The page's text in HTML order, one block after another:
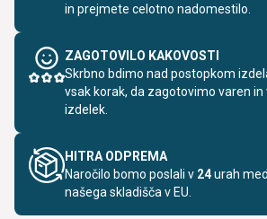
in prejmete celotno nadomestilo.
ZAGOTOVILO KAKOVOSTI
Skrbno bdimo nad postopkom
vsak korak, da zagotovimo varen
izdelek.
HITRA ODPREMA
Naročilo bomo poslali v 24urah
našega skladišča v EU.